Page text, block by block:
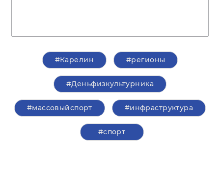
#Карелин #регионы
#Деньфизкультурника
#массовыйспорт #инфраструктура
#спорт